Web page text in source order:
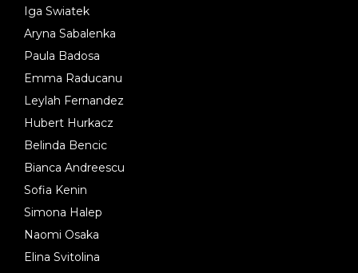
Iga Swiatek
Aryna Sabalenka
Paula Badosa
Emma Raducanu
Leylah Fernandez
Hubert Hurkacz
Belinda Bencic
Bianca Andreescu
Sofia Kenin
Simona Halep
Naomi Osaka
Elina Svitolina